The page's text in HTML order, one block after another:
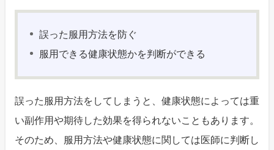
誤った服用方法を防ぐ
服用できる健康状態かを判断ができる
誤った服用方法をしてしまうと、健康状態によっては重
い副作用や期待した効果を得られないこともあります。
そのため、服用方法や健康状態に関しては医師に判断し